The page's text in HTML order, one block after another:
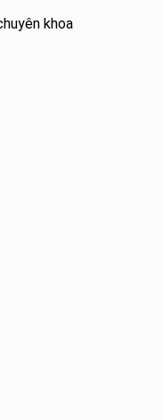
khoa